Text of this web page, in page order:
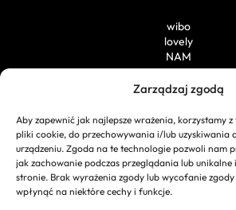
Zarządzaj zgodą
Aby zapewnić jak najlepsze wrażenia, korzystamy
pliki cookie, do przechowywania i/lub uzyskiwania
urządzeniu. Zgoda na te technologie pozwoli nam
jak zachowanie podczas przeglądania lub
stronie. Brak wyrażenia zgody lub wycofanie
wpłynąć na niektóre cechy i funkcje.
wibo
lovely
NAM
Private Label
możliwości
przykładowe realizacje
laboratorium